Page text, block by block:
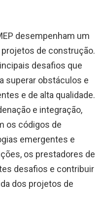
desempenham um
de construção.
desafios que
superar obstáculos e
e de alta qualidade.
e integração,
os códigos de
emergentes e
os prestadores de
desafios e contribuir
dos projetos de